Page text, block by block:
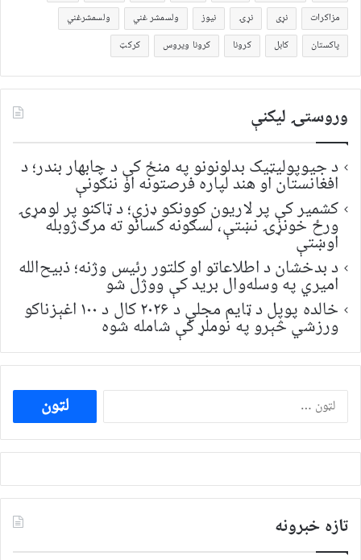
مزاکرات
نړی نړۍ نیوز ولسمشر غني
ولسمشرغني
پاکستان
کابل کرونا کرونا ویروس کرکټ
وروستۍ ليکنې
د جیوپولیټیک بدلونونو په منځ کې د چابهار بندر؛ د
افغانستان او هند لپاره فرصتونه او ننګونې
کشمیر کې پر لاریون کوونکو ډزې؛ د ټاکنو پر لومړۍ
ورځ خونړۍ نښتې، لسګونه کسانو ته مرګ‌ژوبله
اوښتې
د بدخشان د اطلاعاتو او کلتور رئیس وژنه؛ ذبیح‌الله
امیري په وسله‌وال برید کې ووژل شو
خالده پوپل د ټایم مجلې د ۲۰۲۶ کال د ۱۰۰ اغېزناکو
ورزشي څېرو په نوملړ کې شامله شوه
ددی
لپاره
لټون:
تازه خبرونه